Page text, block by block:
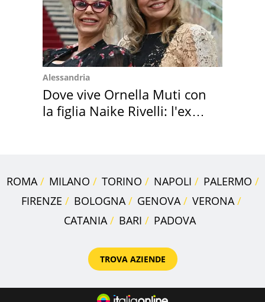
Alessandria
Dove vive Ornella Muti con
la figlia Naike Rivelli: l'ex
ROMA MILANO TORINO NAPOLI
PALERMO
FIRENZE
BOLOGNA GENOVA
VERONA
CATANIA
BARI PADOVA
TROVA AZIENDE